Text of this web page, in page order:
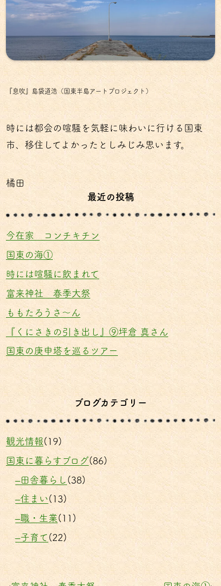
『息吹』島袋道浩（国東半島アートプロジェクト）
時には都会の喧騒を気軽に味わいに行ける国東
市、移住してよかったとしみじみ思います。
橘田
最近の投稿
今在家 コンチキチン
国東の海①
時には喧騒に飲まれて
富来神社 春季大祭
ももたろうさ〜ん
『くにさきの引き出し』⑨坪倉 真さん
国東の庚申塔を巡るツアー
ブログカテゴリー
観光情報 (19)
国東に暮らすブログ(86)
–田舎暮らし (38)
–住まい (13)
–職・生業(11)
–子育て (22)